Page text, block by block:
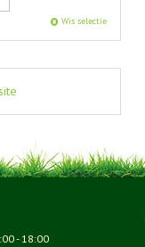
Wis selectie
- 18:00